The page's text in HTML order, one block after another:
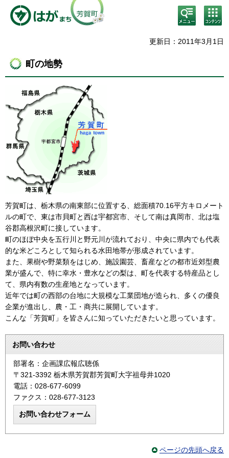
検
索・
メニ
コン
テン
ニュ
更新日：2011年3月1日
町の地勢
芳賀町は、栃木県の南東部に位置する、総面積70.16平方キロメート
ルの町で、東は市貝町と西は宇都宮市、そして南は真岡市、北は塩
谷郡高根沢町に接しています。
町のほぼ中央を五行川と野元川が流れており、中央に県内でも代表
的な米どころとして知られる水田地帯が形成されています。
また、果樹や野菜類をはじめ、施設園芸、畜産などの都市近郊型農
業が盛んで、特に幸水・豊水などの梨は、町を代表する特産品とし
て、県内有数の生産地となっています。
近年では町の西部の台地に大規模な工業団地が造られ、多くの優良
企業が進出し、農・工・商共に展開しています。
こんな「芳賀町」を皆さんに知っていただきたいと思っています。
お問い合わせ
部署名：企画課広報広聴係
〒321-3392 栃木県芳賀郡芳賀町大字祖母井1020
電話：028-677-6099
ファクス：028-677-3123
ページの先頭へ戻る